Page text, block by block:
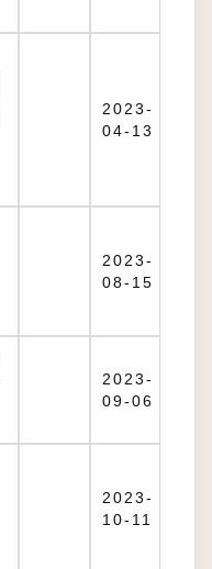
2023-
04-13
2023-
08-15
2023-
09-06
2023-
10-11